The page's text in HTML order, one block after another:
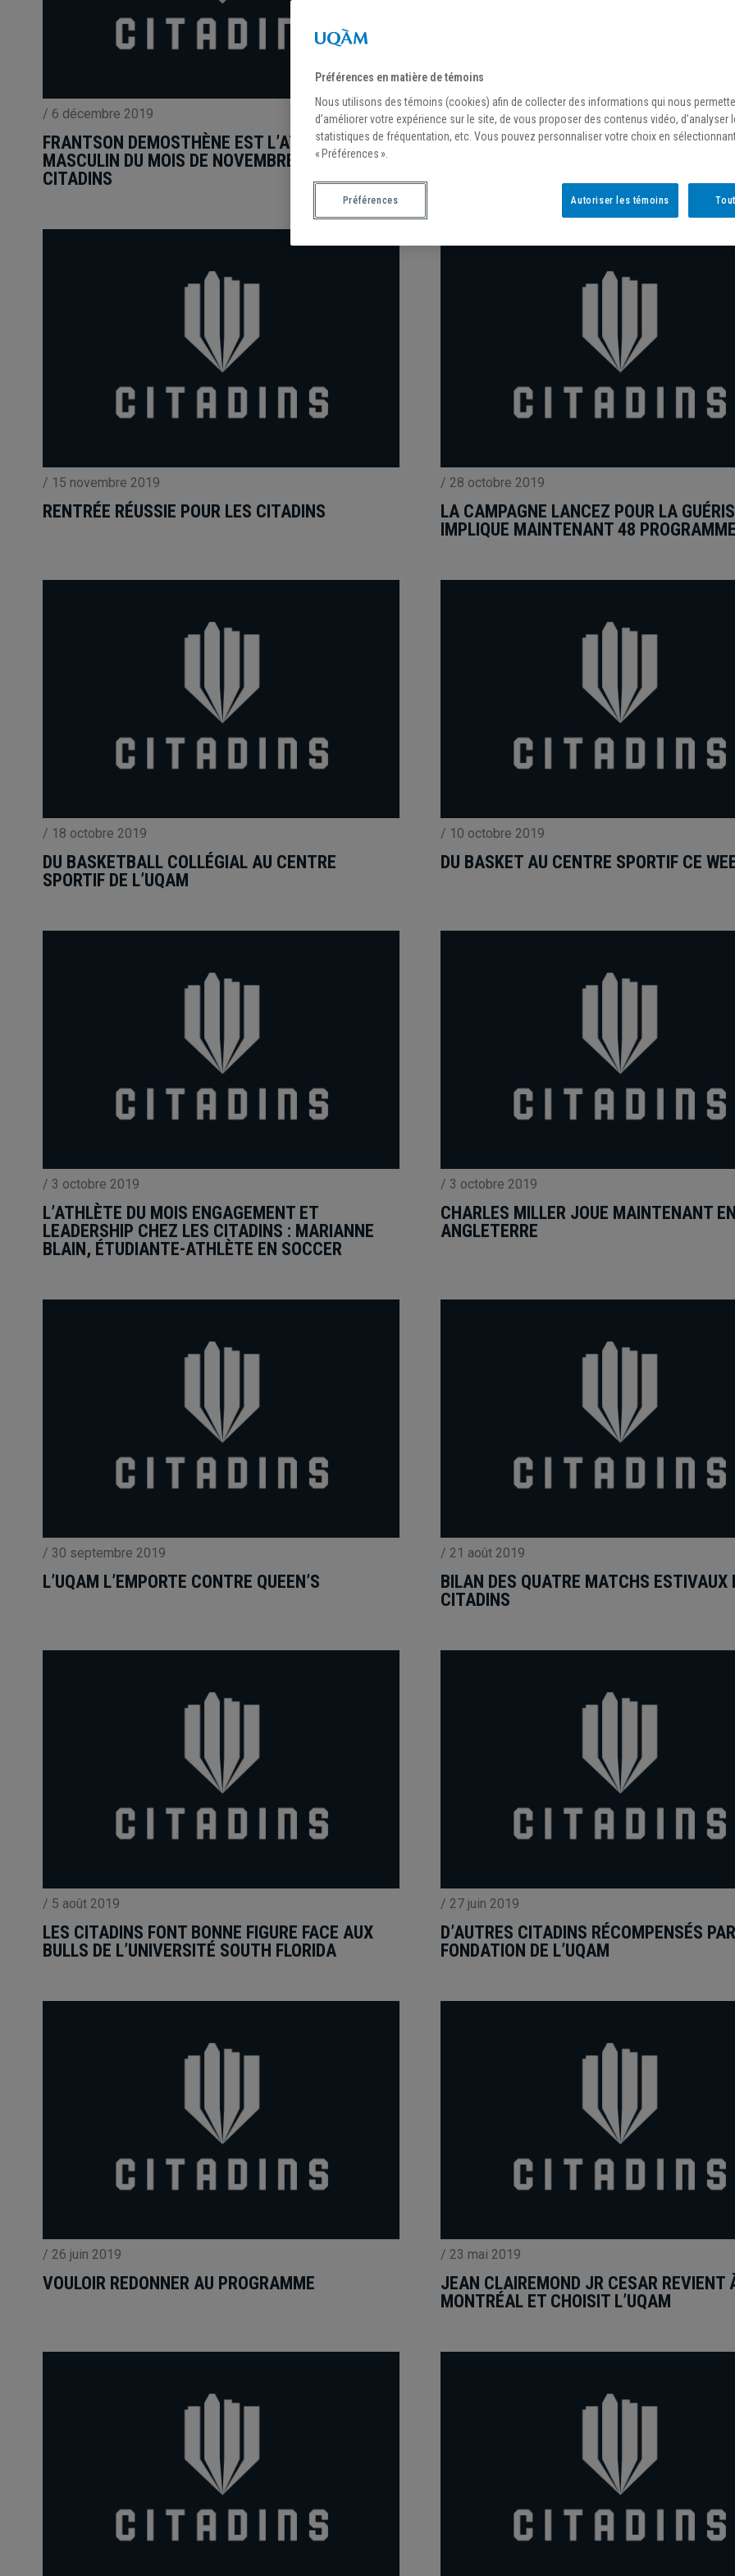
/ 6 décembre 2019
FRANTSON DEMOSTHÈNE EST L’ATHLÈTE
MASCULIN DU MOIS DE NOVEMBRE CHEZ LES
CITADINS
/17 novembre 2019
LES GAITERS ONT RAISON DES
/ 15 novembre 2019
RENTRÉE RÉUSSIE POUR LES CITADINS
/ 28 octobre 2019
LA CAMPAGNE LANCEZ POUR LA
IMPLIQUE MAINTENANT 48
/ 18 octobre 2019
DU BASKETBALL COLLÉGIAL AU CENTRE
SPORTIF DE L’UQAM
/ 10 octobre 2019
DU BASKET AU CENTRE SPORTIF CE
/ 3 octobre 2019
L’ATHLÈTE DU MOIS ENGAGEMENT ET
LEADERSHIP CHEZ LES CITADINS : MARIANNE
BLAIN, ÉTUDIANTE-ATHLÈTE EN SOCCER
/ 3 octobre 2019
CHARLES MILLER JOUE MAINTENANT
ANGLETERRE
/ 30 septembre 2019
L’UQAM L’EMPORTE CONTRE QUEEN’S
/ 21 août 2019
BILAN DES QUATRE MATCHS ESTIVAUX
CITADINS
/ 5 août 2019
LES CITADINS FONT BONNE FIGURE FACE AUX
BULLS DE L’UNIVERSITÉ SOUTH FLORIDA
/ 27 juin 2019
D’AUTRES CITADINS RÉCOMPENSÉS
FONDATION DE L’UQAM
/ 26 juin 2019
VOULOIR REDONNER AU PROGRAMME
/ 23 mai 2019
JEAN CLAIREMOND JR CESAR REVIENT
MONTRÉAL ET CHOISIT L’UQAM
Préférences en matière de témoins
Nous utilisons des témoins (cookies) afin de collecter des informations qui nous
d’améliorer votre expérience sur le site, de vous proposer des contenus vidéo, d’analyser
statistiques de fréquentation, etc. Vous pouvez personnaliser votre choix en
« Préférences ».
Autoriser les témoins
Préférences